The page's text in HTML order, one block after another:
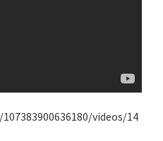
videos/14